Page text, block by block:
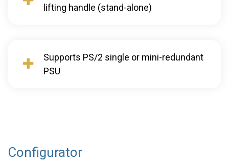
lifting handle (stand-alone)
Supports PS/2 single or mini-redundant
PSU
Configurator